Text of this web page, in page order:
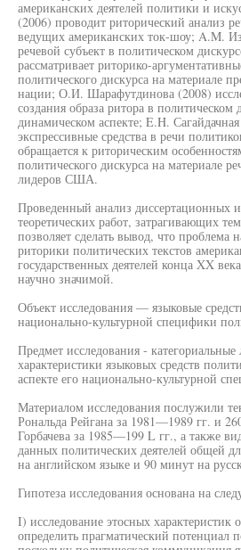
американских деятелей политики и
(2006) проводит риторический анализ
ведущих американских ток-шоу; A.M.
речевой субъект в политическом
рассматривает риторико-
политического дискурса на материале
нации; О.И. Шарафутдинова (2008)
создания образа ритора в политическом
динамическом аспекте; E.H.
экспрессивные средства в речи
обращается к риторическим
политического дискурса на материале
лидеров США.
Проведенный анализ диссертационных
теоретических работ, затрагивающих
позволяет сделать вывод, что проблема
риторики политических текстов
государственных деятелей конца XX
научно значимой.
Объект исследования — языковые
национально-культурной специфики
Предмет исследования -
характеристики языковых средств
аспекте его национально-культурной
Материалом исследования послужили
Рональда Рейгана за 1981—1989 гг. и
Горбачева за 1985—199 L гг., а также
данных политических деятелей общей
на английском языке и 90 минут на
Гипотеза исследования основана на
I) исследование этосных характеристик
определить прагматический потенциал